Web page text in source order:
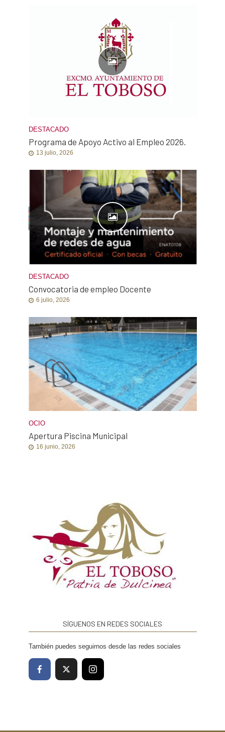
DESTACADO
Programa de Apoyo Activo al Empleo 2026.
13 julio, 2026
DESTACADO
Convocatoria de empleo Docente
6 julio, 2026
OCIO
Apertura Piscina Municipal
16 junio, 2026
SÍGUENOS EN REDES SOCIALES
También puedes seguirnos desde las redes sociales